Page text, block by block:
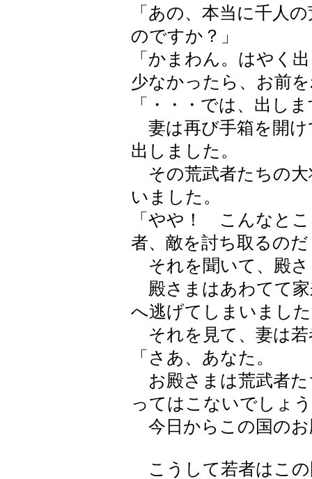
「あの、本当に千人
のですか？」
「かまわん。はやく
少なかったら、お前
「・・・では、出し
妻は再び手箱を開け
出しました。
その荒武者たちの大
いました。
「やや！ こんなと
者、敵を討ち取るのだ
それを聞いて、殿
殿さまはあわてて
へ逃げてしまいまし
それを見て、妻は若
「さあ、あなた。
お殿さまは荒武者た
ってはこないでしょ
今日からこの国の
こうして若者はこの